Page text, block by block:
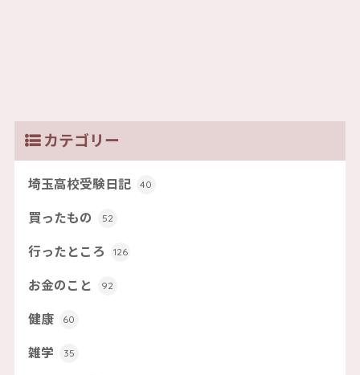
カテゴリー
埼玉高校受験日記 40
買ったもの 52
行ったところ 126
お金のこと 92
健康 60
雑学 35